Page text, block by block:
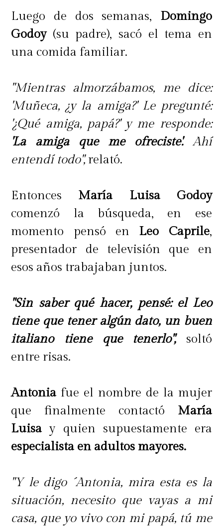
Luego de dos semanas, Domingo
Godoy(su padre), sacó el tema en
una comida familiar.
"Mientras almorzábamos, me dice:
'Muñeca, ¿y la amiga?' Le pregunté:
'¿Qué amiga, papá?' y me responde:
'La amiga que me ofreciste'.Ahí
entendí todo",relató.
Entonces María Luisa Godoy
comenzó la búsqueda, en ese
momento pensó en Leo Caprile,
presentador de televisión que en
esos años trabajaban juntos.
"Sin saber qué hacer, pensé: el Leo
tiene que tener algún dato, un buen
italiano tiene que tenerlo",soltó
entre risas.
Antoniafue el nombre de la mujer
que finalmente contactó María
Luisay quien supuestamente era
especialista en adultos mayores.
"Y le digo ´Antonia, mira esta es la
situación, necesito que vayas a mi
casa, que yo vivo con mi papá, tú me